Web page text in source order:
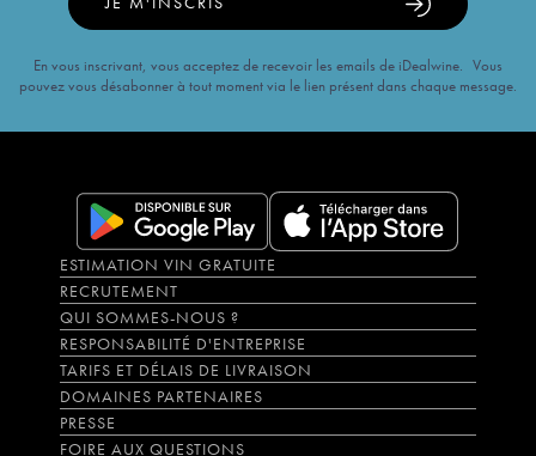
En vous inscrivant, vous acceptez de recevoir les emails de iDealwine. Vous
pouvez vous désabonner à tout moment via le lien présent dans chaque message.
ESTIMATION VIN GRATUITE
RECRUTEMENT
QUI SOMMES-NOUS ?
RESPONSABILITÉ D'ENTREPRISE
TARIFS ET DÉLAIS DE LIVRAISON
DOMAINES PARTENAIRES
PRESSE
FOIRE AUX QUESTIONS